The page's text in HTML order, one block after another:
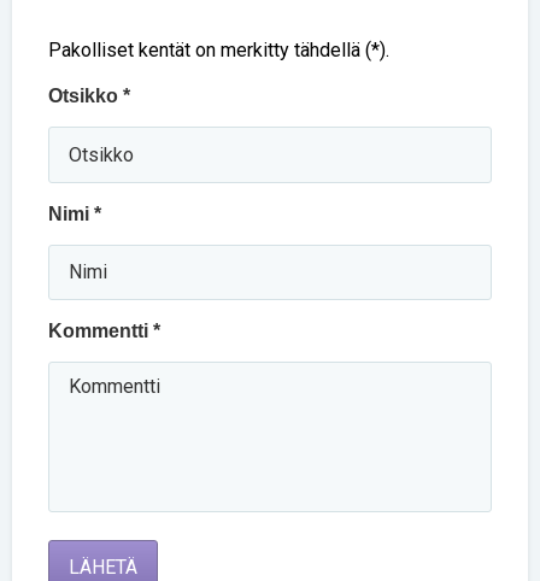
Pakolliset kentät on merkitty tähdellä (*).
Otsikko *
Nimi *
Kommentti *
LÄHETÄ